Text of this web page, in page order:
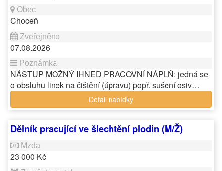
Choceň
07.08.2026
NÁSTUP MOŽNÝ IHNED PRACOVNÍ NÁPLŇ: jedná se
o obsluhu linek na čištění (úpravu) popř. sušení osiv…
Detail nabídky
Dělník pracující ve šlechtění plodin (M/Ž)
23 000 Kč